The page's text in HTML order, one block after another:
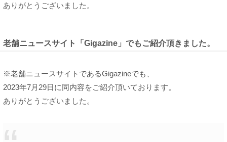
ありがとうございました。
老舗ニュースサイト「Gigazine」でもご紹介頂きました。
※老舗ニュースサイトであるGigazineでも、
2023年7月29日に同内容をご紹介頂いております。
ありがとうございました。